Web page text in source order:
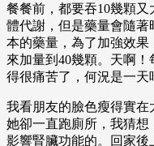
餐餐前，都要吞10幾顆
體代謝，但是藥量會隨
本的藥量，為了加強效果
來加量到40幾顆。天啊
得很痛苦了，何況是一天
我看朋友的臉色瘦得實在
她卻一直跑廁所，我猜
影響腎臟功能的。回家